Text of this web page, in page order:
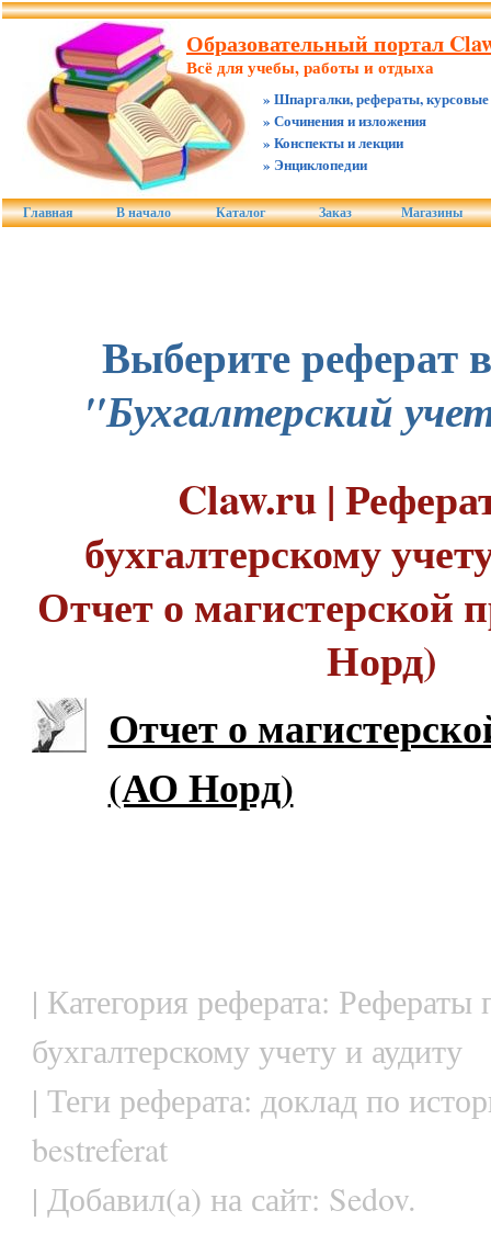
Образовательный портал
Всё для учебы, работы и отдыха
» Шпаргалки, рефераты, курсовые
» Сочинения и изложения
» Конспекты и лекции
» Энциклопедии
Главная В начало Каталог Заказ Магазины
Выберите реферат
"Бухгалтерский
Claw.ru |
бухгалтерскому
Отчет о магистерской
Норд)
Отчет о
(АО Норд)
| Категория реферата: Рефераты
бухгалтерскому учету и аудиту
| Теги реферата: доклад по
bestreferat
| Добавил(а) на сайт: Sedov.